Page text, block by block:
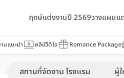
ฤกษ์แต่งงานปี 2569วางแผนแ
นแนะนำ คลิปวีดีโอ Romance Package
สถานที่จัดงาน โรงแรม ผู้